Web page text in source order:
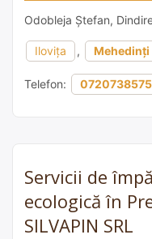
Odobleja Ștefan,
Ilovița , Mehedinți
Telefon: 0720738575
Servicii de
ecologică în
SILVAPIN SRL